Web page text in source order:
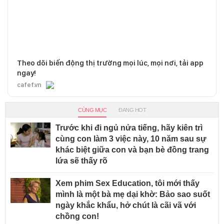
Theo dõi biến động thị trường mọi lúc, mọi nơi, tải app
ngay!
cafef.vn
CÙNG MỤC ĐANG HOT
Trước khi đi ngủ nửa tiếng, hãy kiên trì
cùng con làm 3 việc này, 10 năm sau sự
khác biệt giữa con và bạn bè đồng trang
lứa sẽ thấy rõ
Xem phim Sex Education, tôi mới thấy
mình là một bà mẹ dại khờ: Bảo sao suốt
ngày khắc khẩu, hở chút là cãi vã với
chồng con!